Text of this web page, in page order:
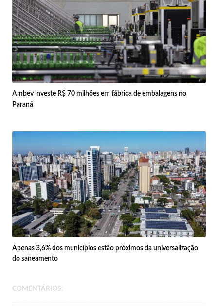
Ambev investe R$ 70 milhões em fábrica de embalagens no
Paraná
Apenas 3,6% dos municípios estão próximos da universalização
do saneamento
COMENTÁRIOS: